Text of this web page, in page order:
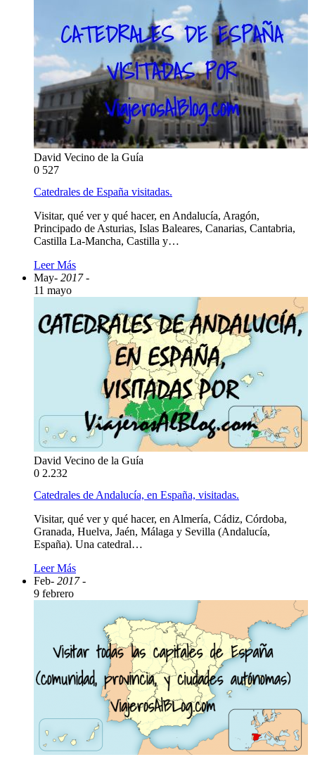
David Vecino de la Guía
0 527
Catedrales de España visitadas.
Visitar, qué ver y qué hacer, en Andalucía, Aragón,
Principado de Asturias, Islas Baleares, Canarias, Cantabria,
Castilla La-Mancha, Castilla y…
Leer Más
May- 2017 -
11 mayo
David Vecino de la Guía
0 2.232
Catedrales de Andalucía, en España, visitadas.
Visitar, qué ver y qué hacer, en Almería, Cádiz, Córdoba,
Granada, Huelva, Jaén, Málaga y Sevilla (Andalucía,
España). Una catedral…
Leer Más
Feb- 2017 -
9 febrero